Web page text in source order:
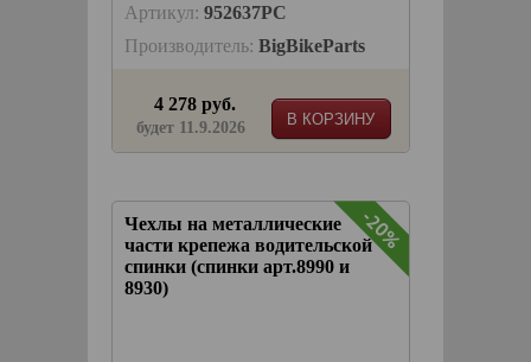
Артикул: 952637PC
Производитель: BigBikeParts
В КОРЗИНУ
4 278 руб.
будет 11.9.2026
Чехлы на металлические
части крепежа водительской
спинки (спинки арт.8990 и
8930)
-20%